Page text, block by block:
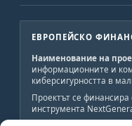
ЕВРОПЕЙСКО
Наименование на
информационните и
киберсигурността в
Проектът се
инструмента